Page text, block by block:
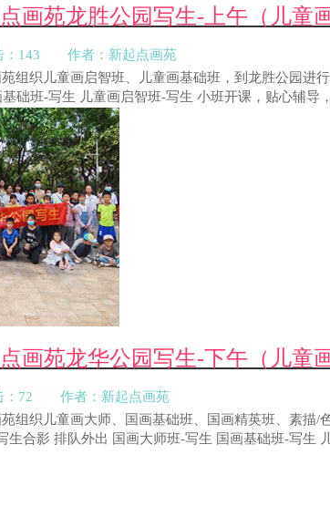
画苑龙胜公园写生-上午（儿童
：143 作者：新起点画苑
组织儿童画启智班、儿童画基础班，到龙胜公园
础班-写生 儿童画启智班-写生 小班开课，贴心辅导
画苑龙华公园写生-下午（儿童
：72 作者：新起点画苑
组织儿童画大师、国画基础班、国画精英班、素
生合影 排队外出 国画大师班-写生 国画基础班-写生